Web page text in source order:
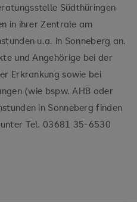
Südthüringen
in ihrer Zentrale am
u.a. in Sonneberg an.
und Angehörige bei der
Erkrankung sowie bei
(wie bspw. AHB oder
in Sonneberg finden
Tel. 03681 35-6530